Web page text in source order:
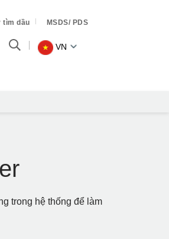
tìm dầu MSDS/ PDS
VN
trong hệ thống để làm